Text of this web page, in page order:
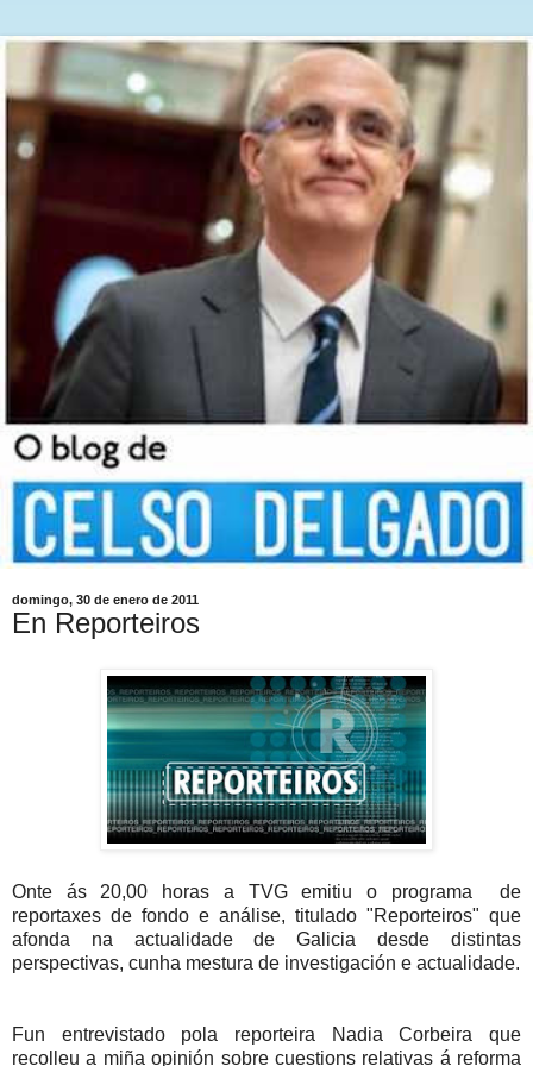
domingo, 30 de enero de 2011
En Reporteiros
Onte ás 20,00 horas a TVG emitiu o programa de
reportaxes de fondo e análise, titulado "Reporteiros" que
afonda na actualidade de Galicia desde distintas
perspectivas, cunha mestura de investigación e actualidade.
Fun entrevistado pola reporteira Nadia Corbeira que
recolleu a miña opinión sobre cuestions relativas á reforma